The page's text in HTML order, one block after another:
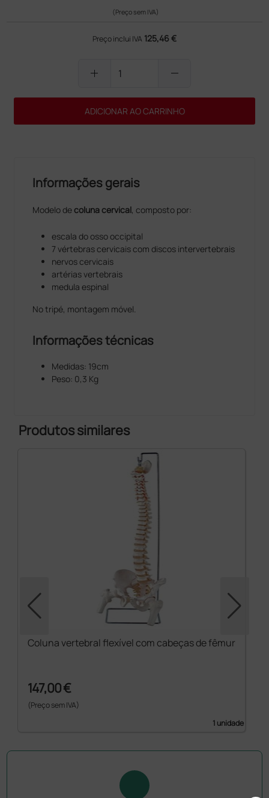
(Preço sem IVA)
Preço inclui IVA 125,46 €
add remove
ADICIONAR AO CARRINHO
Informações gerais
Modelo decoluna cervical, composto por:
escala do osso occipital
7 vértebras cervicais com discos intervertebrais
nervos cervicais
artérias vertebrais
medula espinal
No tripé, montagem móvel.
Informações técnicas
Medidas: 19cm
Peso: 0,3 Kg
Produtos similares
Coluna vertebral flexível com cabeças de fêmur
147,00 €
(Preço sem IVA)
1 unidade